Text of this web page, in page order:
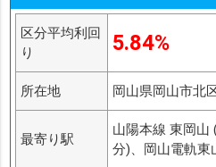
区分平均利回
り
5.84%
所在地 岡山県岡山市北
最寄り駅
山陽本線 東岡山
分)、岡山電軌東